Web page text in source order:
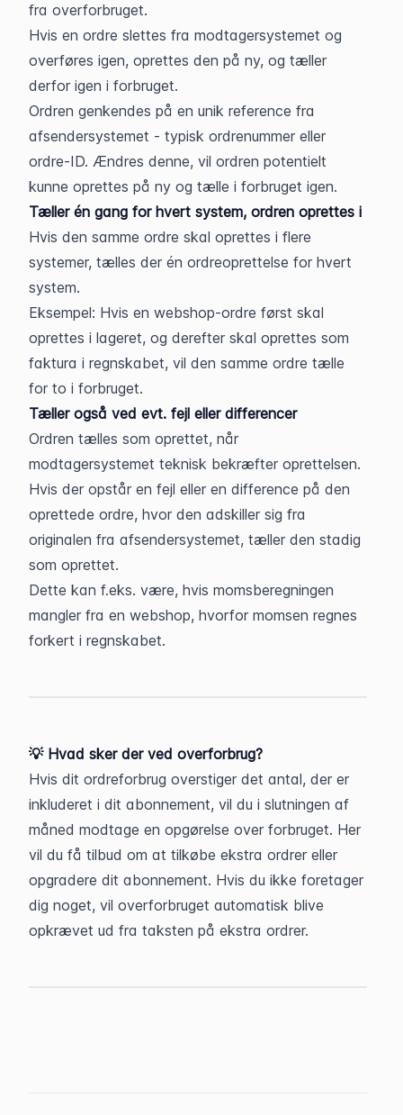
fra overforbruget.
Hvis en ordre slettes fra modtagersystemet og
overføres igen, oprettes den på ny, og tæller
derfor igen i forbruget.
Ordren genkendes på en unik reference fra
afsendersystemet - typisk ordrenummer eller
ordre-ID. Ændres denne, vil ordren potentielt
kunne oprettes på ny og tælle i forbruget igen.
Tæller én gang for hvert system, ordren oprettes i
Hvis den samme ordre skal oprettes i flere
systemer, tælles der én ordreoprettelse for hvert
system.
Eksempel: Hvis en webshop-ordre først skal
oprettes i lageret, og derefter skal oprettes som
faktura i regnskabet, vil den samme ordre tælle
for to i forbruget.
Tæller også ved evt. fejl eller differencer
Ordren tælles som oprettet, når
modtagersystemet teknisk bekræfter oprettelsen.
Hvis der opstår en fejl eller en difference på den
oprettede ordre, hvor den adskiller sig fra
originalen fra afsendersystemet, tæller den stadig
som oprettet.
Dette kan f.eks. være, hvis momsberegningen
mangler fra en webshop, hvorfor momsen regnes
forkert i regnskabet.
💡 Hvad sker der ved overforbrug?
Hvis dit ordreforbrug overstiger det antal, der er
inkluderet i dit abonnement, vil du i slutningen af
måned modtage en opgørelse over forbruget. Her
vil du få tilbud om at tilkøbe ekstra ordrer eller
opgradere dit abonnement. Hvis du ikke foretager
dig noget, vil overforbruget automatisk blive
opkrævet ud fra taksten på ekstra ordrer.